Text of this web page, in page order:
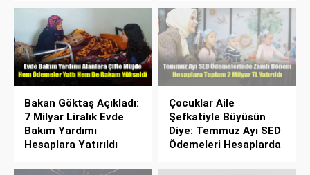
Bakan Göktaş Açıkladı:
7 Milyar Liralık Evde
Bakım Yardımı
Hesaplara Yatırıldı
Çocuklar Aile
Şefkatiyle Büyüsün
Diye: Temmuz Ayı SED
Ödemeleri Hesaplarda